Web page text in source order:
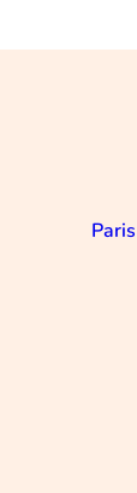
Paris